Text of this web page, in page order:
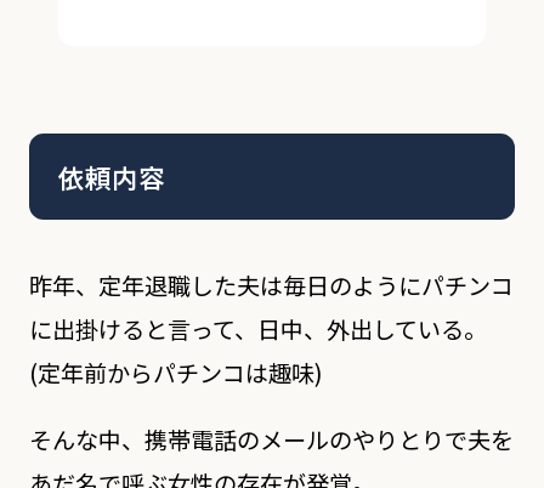
依頼内容
昨年、定年退職した夫は毎日のようにパチンコ
に出掛けると言って、日中、外出している。
(定年前からパチンコは趣味)
そんな中、携帯電話のメールのやりとりで夫を